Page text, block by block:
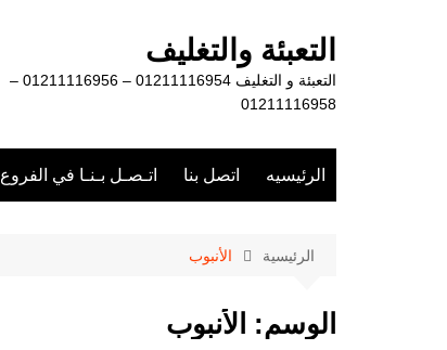
التعبئة والتغليف
التعبئة و التغليف 01211116954 – 01211116956 –
01211116958
الرئيسيه اتصل بنا اتـصـل بـنـا في
الرئيسية الأنبوب
الوسم: الأنبوب